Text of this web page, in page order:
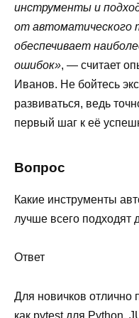
инструменты и
от автоматического
обеспечивает
ошибок», — считает
Иванов. Не бойтесь
развиваться, ведь
первый шаг к её
Вопрос
Какие инструменты
лучше всего
Ответ
Для новичков отлично
как pytest для Python,